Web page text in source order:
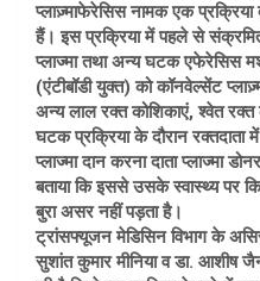
प्लाज़्माफेरेसिस नामक एक प्रक्रिया
हैं। इस प्रक्रिया में पहले से
प्लाज्मा तथा अन्य घटक एफेरेसिस
(एंटीबॉडी युक्त) को कॉनवेल्सेंट
अन्य लाल रक्त कोशिकाएं, श्वेत
घटक प्रक्रिया के दौरान रक्तदाता
प्लाज्मा दान करना दाता प्लाज्मा
बताया कि इससे उसके स्वास्थ्य पर
बुरा असर नहीं पड़ता है।
ट्रांसफ्यूजन मेडिसिन विभाग के
सुशांत कुमार मीनिया व डा. आशीष